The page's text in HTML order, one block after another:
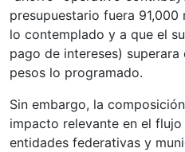
presupuestario fuera
lo contemplado y a que el
pago de intereses) superara
pesos lo programado.
Sin embargo, la
impacto relevante en el
entidades federativas y